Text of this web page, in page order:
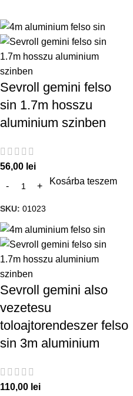
Sevroll gemini felso
sin 1.7m hosszu
aluminium szinben
56,00 lei
Kosárba teszem
SKU: 01023
Sevroll gemini also
vezetesu
toloajtorendeszer felso
sin 3m aluminium
110,00 lei